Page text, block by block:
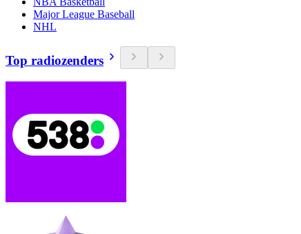
Major League Baseball
NHL
Top radiozenders